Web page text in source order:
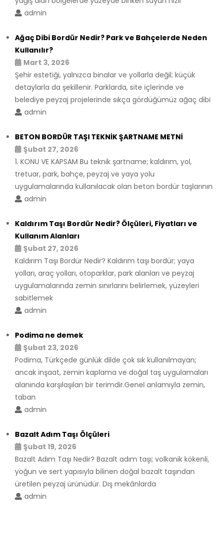
admin
Ağaç Dibi Bordür Nedir? Park ve Bahçelerde Neden
Kullanılır?
Mart 3, 2026
Şehir estetiği, yalnızca binalar ve yollarla değil; küçük
detaylarla da şekillenir. Parklarda, site içlerinde ve
belediye peyzaj projelerinde sıkça gördüğümüz ağaç dibi
admin
BETON BORDÜR TAŞI TEKNİK ŞARTNAME METNİ
Şubat 27, 2026
1. KONU VE KAPSAM Bu teknik şartname; kaldırım, yol,
tretuar, park, bahçe, peyzaj ve yaya yolu
uygulamalarında kullanılacak olan beton bordür taşlarının
admin
Kaldırım Taşı Bordür Nedir? Ölçüleri, Fiyatları ve
Kullanım Alanları
Şubat 27, 2026
Kaldırım Taşı Bordür Nedir? Kaldırım taşı bordür; yaya
yolları, araç yolları, otoparklar, park alanları ve peyzaj
uygulamalarında zemin sınırlarını belirlemek, yüzeyleri
sabitlemek
admin
Podima ne demek
Şubat 23, 2026
Podima, Türkçede günlük dilde çok sık kullanılmayan;
ancak inşaat, zemin kaplama ve doğal taş uygulamaları
alanında karşılaşılan bir terimdir.Genel anlamıyla zemin,
taban
admin
Bazalt Adım Taşı Ölçüleri
Şubat 19, 2026
Bazalt Adım Taşı Nedir? Bazalt adım taşı; volkanik kökenli,
yoğun ve sert yapısıyla bilinen doğal bazalt taşından
üretilen peyzaj ürünüdür. Dış mekânlarda
admin